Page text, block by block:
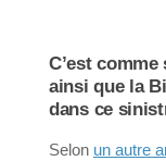
C’est
ainsi que la
dans ce
Selon un autre